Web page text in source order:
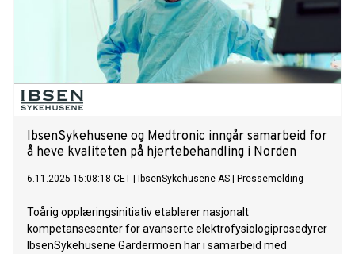
IbsenSykehusene og Medtronic inngår samarbeid for
å heve kvaliteten på hjertebehandling i Norden
6.11.2025 15:08:18 CET IbsenSykehusene AS Pressemelding
Toårig opplæringsinitiativ etablerer nasjonalt
kompetansesenter for avanserte elektrofysiologiprosedyrer
IbsenSykehusene Gardermoen har i samarbeid med